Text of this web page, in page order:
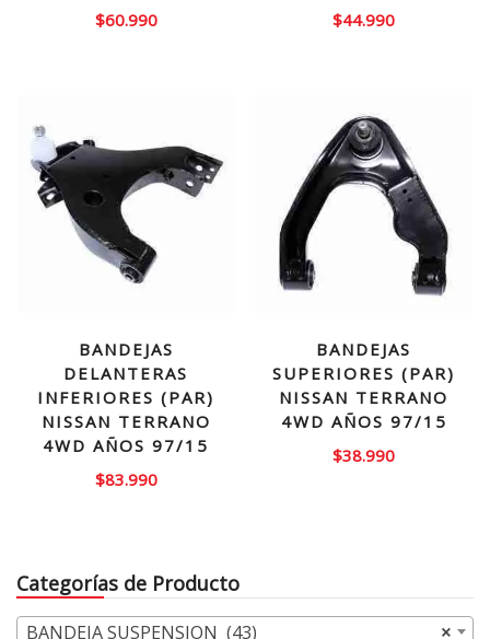
$60.990
$44.990
BANDEJAS
DELANTERAS
INFERIORES (PAR)
NISSAN TERRANO
4WD AÑOS 97/15
$83.990
BANDEJAS
SUPERIORES (PAR)
NISSAN TERRANO
4WD AÑOS 97/15
$38.990
Categorías de Producto
×
BANDEJA SUSPENSION (43)